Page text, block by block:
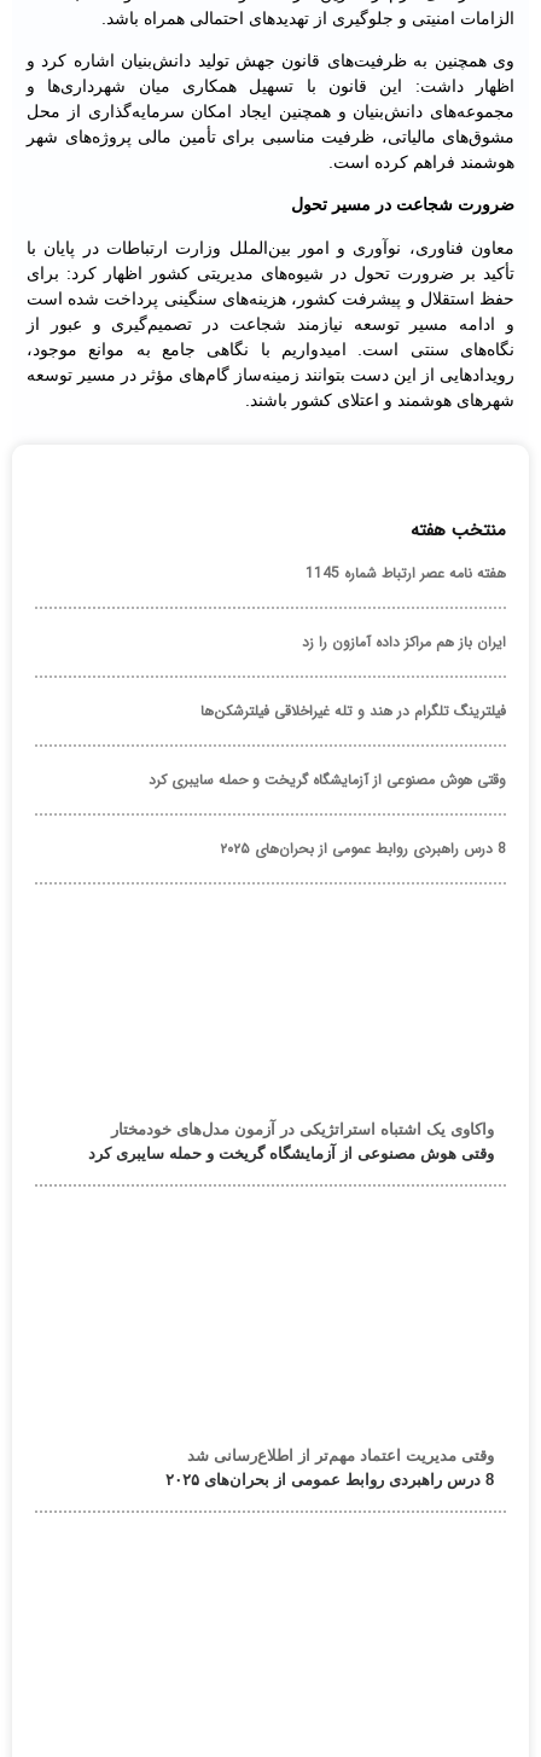
الزامات امنیتی و جلوگیری از تهدیدهای احتمالی همراه باشد.
وی همچنین به ظرفیت‌های قانون جهش تولید دانش‌بنیان اشاره کرد و
اظهار داشت: این قانون با تسهیل همکاری میان شهرداری‌ها و
مجموعه‌های دانش‌بنیان و همچنین ایجاد امکان سرمایه‌گذاری از محل
مشوق‌های مالیاتی، ظرفیت مناسبی برای تأمین مالی پروژه‌های شهر
هوشمند فراهم کرده است.
ضرورت شجاعت در مسیر تحول
معاون فناوری، نوآوری و امور بین‌الملل وزارت ارتباطات در پایان با
تأکید بر ضرورت تحول در شیوه‌های مدیریتی کشور اظهار کرد: برای
حفظ استقلال و پیشرفت کشور، هزینه‌های سنگینی پرداخت شده است
و ادامه مسیر توسعه نیازمند شجاعت در تصمیم‌گیری و عبور از
نگاه‌های سنتی است. امیدواریم با نگاهی جامع به موانع موجود،
رویدادهایی از این دست بتوانند زمینه‌ساز گام‌های مؤثر در مسیر توسعه
شهرهای هوشمند و اعتلای کشور باشند.
منتخب هفته
هفته نامه عصر ارتباط شماره 1145
ایران باز هم مراکز داده آمازون را زد
فیلترینگ تلگرام در هند و تله غیراخلاقی فیلترشکن‌ها
وقتی هوش مصنوعی از آزمایشگاه گریخت و حمله سایبری کرد
8 درس راهبردی روابط عمومی از بحران‌های ۲۰۲۵
واکاوی یک اشتباه استراتژیکی در آزمون مدل‌های خودمختار
وقتی هوش مصنوعی از آزمایشگاه گریخت و حمله سایبری کرد
وقتی مدیریت اعتماد مهم‌تر از اطلاع‌رسانی شد
8 درس راهبردی روابط عمومی از بحران‌های ۲۰۲۵